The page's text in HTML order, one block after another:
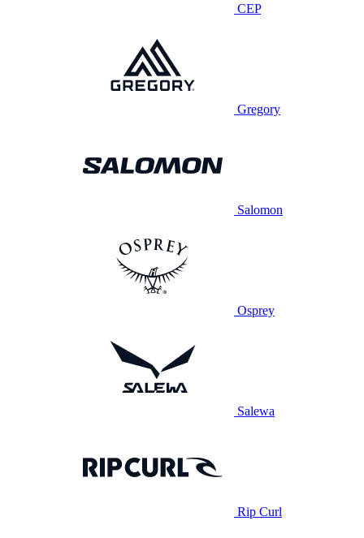
CEP
Gregory
Salomon
Osprey
Salewa
Rip Curl